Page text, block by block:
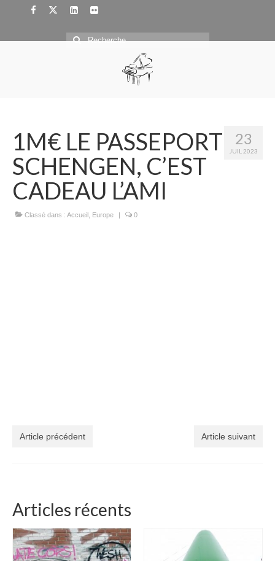
Rechercher
23
JUIL 2023
1M€ LE PASSEPORT
SCHENGEN, C’EST
CADEAU L’AMI
Classé dans : Accueil Europe | 0
Article précédent Article suivant
Articles récents